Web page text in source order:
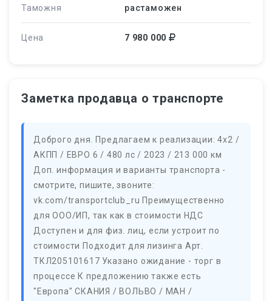
Таможня растаможен
Цена 7 980 000
Заметка продавца о транспорте
Доброго дня. Предлагаем к реализации: 4х2 /
АКПП / ЕВРО 6 / 480 лс / 2023 / 213 000 км
Доп. информация и варианты транспорта -
смотрите, пишите, звоните:
vk.com/transportclub_ru Преимущественно
для ООО/ИП, так как в стоимости НДС
Доступен и для физ. лиц, если устроит по
стоимости Подходит для лизинга Арт.
ТКЛ205101617 Указано ожидание - торг в
процессе К предложению также есть
"Европа" СКАНИЯ / ВОЛЬВО / МАН /